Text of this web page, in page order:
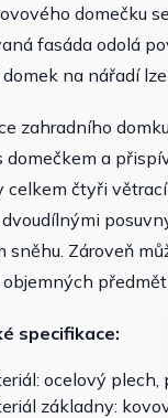
domečku
fasáda odolá
na nářadí
zahradního
domečkem a
celkem čtyři
sněhu. Zároveň
specifikace:
ocelový plech,
základny: